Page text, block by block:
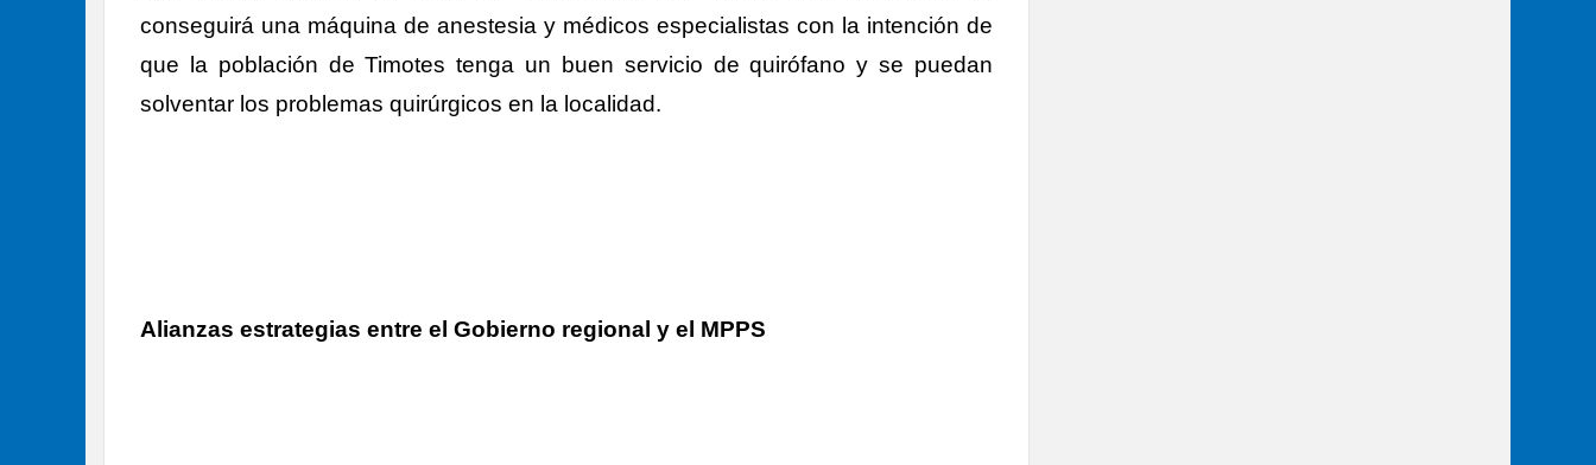
conseguirá una máquina de anestesia y médicos especialistas con la intención de
que la población de Timotes tenga un buen servicio de quirófano y se puedan
solventar los problemas quirúrgicos en la localidad.
Alianzas estrategias entre el Gobierno regional y el MPPS